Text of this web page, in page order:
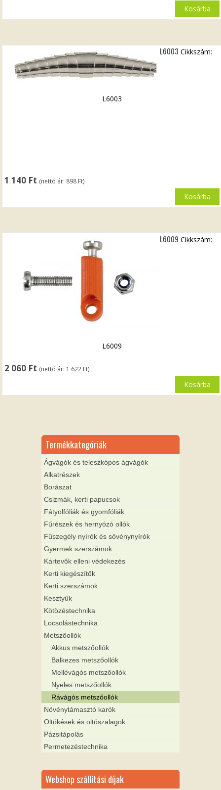
Kosárba
L6003
1 140 Ft (nettó ár: 898 Ft)
Cikkszám:
L6003
Kosárba
L6009
2 060 Ft (nettó ár: 1 622 Ft)
Cikkszám:
L6009
Kosárba
Termékkategóriák
Ágvágók és teleszkópos ágvágók
Alkatrészek
Borászat
Csizmák, kerti papucsok
Fátyolfóliák és gyomfóliák
Fűrészek és hernyózó ollók
Fűszegély nyírók és sövénynyírók
Gyermek szerszámok
Kártevők elleni védekezés
Kerti kiegészítők
Kerti szerszámok
Kesztyűk
Kötözéstechnika
Locsolástechnika
Metszőollók
Akkus metszőollók
Balkezes metszőollók
Mellévágós metszőollók
Nyeles metszőollók
Rávágós metszőollók
Növénytámasztó karók
Oltókések és oltószalagok
Pázsitápolás
Permetezéstechnika
Webshop szállítási díjak